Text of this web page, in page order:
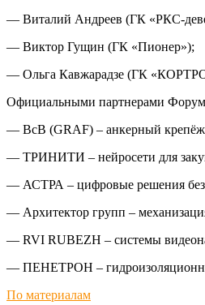
— Виталий Андреев (ГК «РКС-
— Виктор Гущин (ГК «Пионер»);
— Ольга Кавжарадзе (ГК
Официальными партнерами
— ВсВ (GRAF) – анкерный
— ТРИНИТИ – нейросети для
— АСТРА – цифровые решения
— Архитектор групп –
— RVI RUBEZH – системы
— ПЕНЕТРОН –
По материалам